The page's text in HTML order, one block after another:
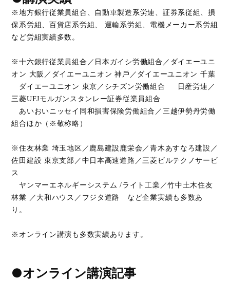
※地方銀行従業員組合、自動車製造系労連、証券系従組、損
保系労組、百貨店系労組、 運輸系労組、電機メーカー系労組
など労組実績多数。
※十六銀行従業員組合／日本ガイシ労働組合／ダイエーユニ
オン 大阪／ダイエーユニオン 神戶／ダイエーユニオン 千葉
ダイエーユニオン 東京／シチズン労働組合 日産労連／
三菱UFJモルガンスタンレー証券従業員組合
あいおいニッセイ同和損害保険労働組合／三越伊勢丹労働
組合ほか（※敬称略）
※住友林業 埼玉地区／鹿島建設鹿栄会／⻘木あすなろ建設／
佐田建設 東京支部／中日本高速道路／三菱ビルテクノサービ
ス
ヤンマーエネルギーシステム /ライト工業／竹中土木住友
林業 ／大和ハウス／フジタ道路 など企業実績も多数あ
り。
※オンライン講演も多数実績あります。
●オンライン講演記事